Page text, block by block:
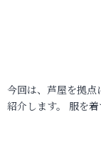
今回は、芦屋を拠点
紹介します。 服を